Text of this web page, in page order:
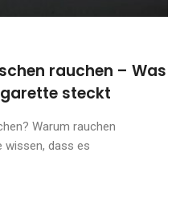
rauchen – Was
steckt
Warum rauchen
wissen, dass es